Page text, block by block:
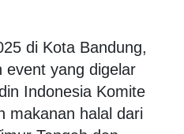
di Kota Bandung,
event yang digelar
Indonesia Komite
makanan halal dari